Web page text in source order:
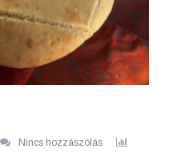
Nincs hozzászólás